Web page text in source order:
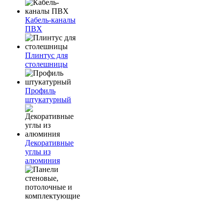
Кабель-каналы
ПВХ
Плинтус для
столешницы
Профиль
штукатурный
Декоративные
углы из
алюминия